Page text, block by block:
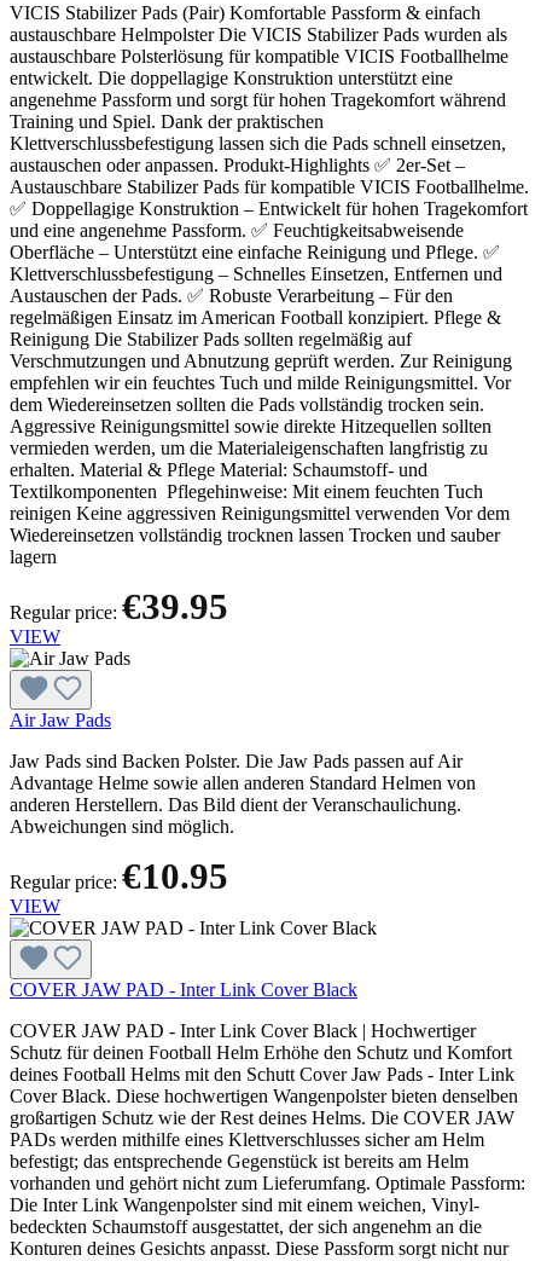
VICIS Stabilizer Pads (Pair) Komfortable Passform & einfach
austauschbare Helmpolster Die VICIS Stabilizer Pads wurden als
austauschbare Polsterlösung für kompatible VICIS Footballhelme
entwickelt. Die doppellagige Konstruktion unterstützt eine
angenehme Passform und sorgt für hohen Tragekomfort während
Training und Spiel. Dank der praktischen
Klettverschlussbefestigung lassen sich die Pads schnell einsetzen,
austauschen oder anpassen. Produkt-Highlights ✅ 2er-Set –
Austauschbare Stabilizer Pads für kompatible VICIS Footballhelme.
✅ Doppellagige Konstruktion – Entwickelt für hohen Tragekomfort
und eine angenehme Passform. ✅ Feuchtigkeitsabweisende
Oberfläche – Unterstützt eine einfache Reinigung und Pflege. ✅
Klettverschlussbefestigung – Schnelles Einsetzen, Entfernen und
Austauschen der Pads. ✅ Robuste Verarbeitung – Für den
regelmäßigen Einsatz im American Football konzipiert. Pflege &
Reinigung Die Stabilizer Pads sollten regelmäßig auf
Verschmutzungen und Abnutzung geprüft werden. Zur Reinigung
empfehlen wir ein feuchtes Tuch und milde Reinigungsmittel. Vor
dem Wiedereinsetzen sollten die Pads vollständig trocken sein.
Aggressive Reinigungsmittel sowie direkte Hitzequellen sollten
vermieden werden, um die Materialeigenschaften langfristig zu
erhalten. Material & Pflege Material: Schaumstoff- und
Textilkomponenten Pflegehinweise: Mit einem feuchten Tuch
reinigen Keine aggressiven Reinigungsmittel verwenden Vor dem
Wiedereinsetzen vollständig trocknen lassen Trocken und sauber
lagern
Regular price: €39.95
VIEW
Air Jaw Pads
Jaw Pads sind Backen Polster. Die Jaw Pads passen auf Air
Advantage Helme sowie allen anderen Standard Helmen von
anderen Herstellern. Das Bild dient der Veranschaulichung.
Abweichungen sind möglich.
Regular price: €10.95
VIEW
COVER JAW PAD - Inter Link Cover Black
COVER JAW PAD - Inter Link Cover Black | Hochwertiger
Schutz für deinen Football Helm Erhöhe den Schutz und Komfort
deines Football Helms mit den Schutt Cover Jaw Pads - Inter Link
Cover Black. Diese hochwertigen Wangenpolster bieten denselben
großartigen Schutz wie der Rest deines Helms. Die COVER JAW
PADs werden mithilfe eines Klettverschlusses sicher am Helm
befestigt; das entsprechende Gegenstück ist bereits am Helm
vorhanden und gehört nicht zum Lieferumfang. Optimale Passform:
Die Inter Link Wangenpolster sind mit einem weichen, Vinyl-
bedeckten Schaumstoff ausgestattet, der sich angenehm an die
Konturen deines Gesichts anpasst. Diese Passform sorgt nicht nur